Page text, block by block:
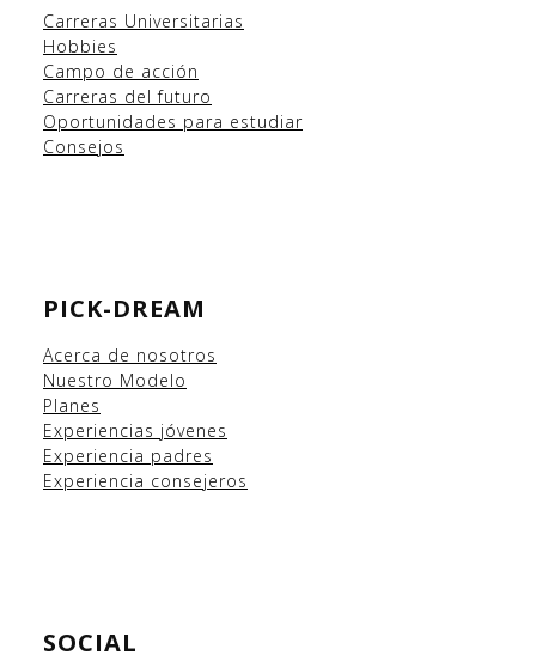
Carreras Universitarias
Hobbies
Campo de acción
Carreras del futuro
Oportunidades para estudiar
Consejos
PICK-DREAM
Acerca de nosotros
Nuestro Modelo
Planes
Experiencias jóvenes
Experiencia padres
Experiencia consejeros
SOCIAL